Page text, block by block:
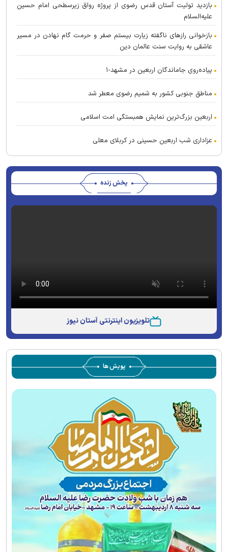
بازدید تولیت آستان قدس رضوی از پروژه رواق زیرسطحی امام حسین
علیه‌السلام
بازخوانی راز‌های ناگفته زیارت بیستم صفر و حرمت گام نهادن در مسیر
عاشقی به روایت سنت عالمان دین
پیاده‌روی جاماندگان اربعین در مشهد-۱
مناطق جنوبی کشور به شمیم رضوی معطر شد
اربعین بزرگ‌ترین نمایش همبستگی امت اسلامی
عزاداری شب اربعین حسینی در کربلای معلی
پخش زنده
تلویزیون اینترنتی آستان نیوز
پویش ها